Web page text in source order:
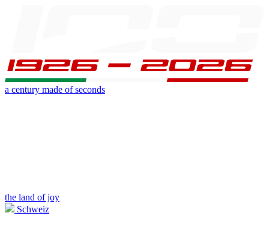
a century made of seconds
the land of joy
Schweiz